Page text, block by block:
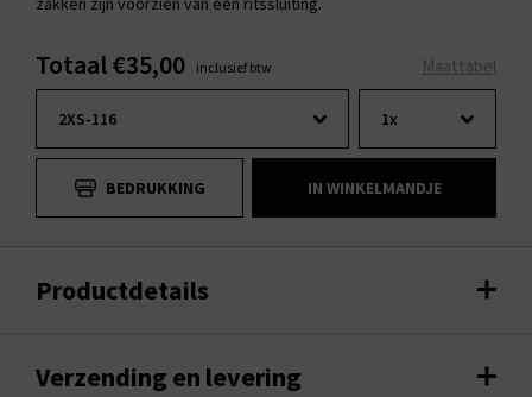
Maattabel
Totaal €35,00 inclusief btw
BEDRUKKING IN WINKELMANDJE
Productdetails
Verzending en levering